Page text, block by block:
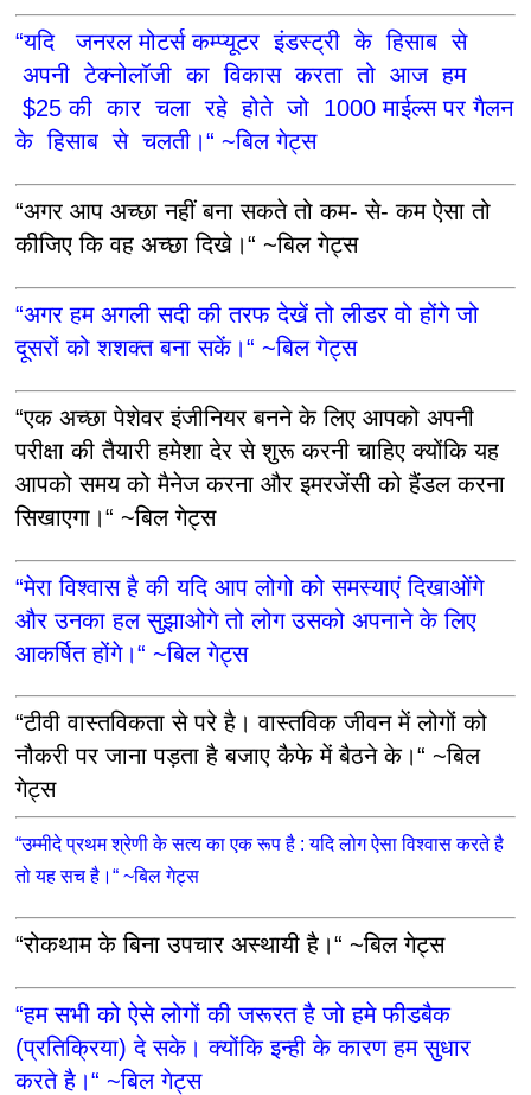
“यदि जनरल मोटर्स कम्प्यूटर इंडस्ट्री के हिसाब से
अपनी टेक्नोलॉजी का विकास करता तो आज हम
$25 की कार चला रहे होते जो 1000 माईल्स पर गैलन
के हिसाब से चलती।“ ~बिल गेट्स
“अगर आप अच्छा नहीं बना सकते तो कम- से- कम ऐसा तो
कीजिए कि वह अच्छा दिखे।“ ~बिल गेट्स
“अगर हम अगली सदी की तरफ देखें तो लीडर वो होंगे जो
दूसरों को शशक्त बना सकें।“ ~बिल गेट्स
“एक अच्छा पेशेवर इंजीनियर बनने के लिए आपको अपनी
परीक्षा की तैयारी हमेशा देर से शुरू करनी चाहिए क्योंकि यह
आपको समय को मैनेज करना और इमरजेंसी को हैंडल करना
सिखाएगा।“ ~बिल गेट्स
“मेरा विश्वास है की यदि आप लोगो को समस्याएं दिखाओंगे
और उनका हल सुझाओगे तो लोग उसको अपनाने के लिए
आकर्षित होंगे।“ ~बिल गेट्स
“टीवी वास्तविकता से परे है। वास्तविक जीवन में लोगों को
नौकरी पर जाना पड़ता है बजाए कैफे में बैठने के।“ ~बिल
गेट्स
“उम्मीदे प्रथम श्रेणी के सत्य का एक रूप है : यदि लोग ऐसा विश्वास करते है
तो यह सच है।“ ~बिल गेट्स
“रोकथाम के बिना उपचार अस्थायी है।“ ~बिल गेट्स
“हम सभी को ऐसे लोगों की जरूरत है जो हमे फीडबैक
(प्रतिक्रिया) दे सके। क्योंकि इन्ही के कारण हम सुधार
करते है।“ ~बिल गेट्स